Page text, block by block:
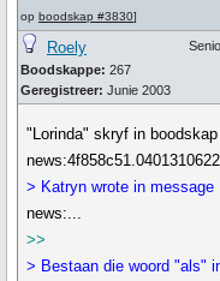
op boodskap #3830]
Roely
Boodskappe: 267
Geregistreer: Junie 2003
"Lorinda" skryf in boodskap
> Katryn wrote in message
news:...
>>
> Bestaan die woord "als"